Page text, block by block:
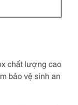
chất lượng cao
bảo vệ sinh an